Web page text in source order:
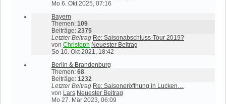
Mo 6. Okt 2025, 07:16
Bayern
Themen: 109
Beiträge: 2375
Letzter Beitrag Re: Saisonabschluss-Tour 2019?
von Christoph Neuester Beitrag
So 10. Okt 2021, 18:42
Berlin & Brandenburg
Themen: 68
Beiträge: 1232
Letzter Beitrag Re: Saisoneröffnung in Lucken…
von Lars Neuester Beitrag
Mo 27. Mär 2023, 06:09